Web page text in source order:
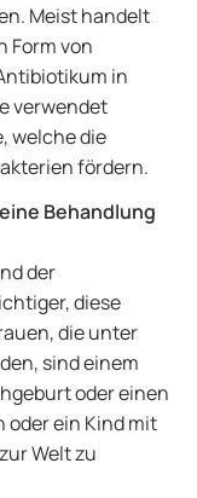
Meist handelt
Form von
in
verwendet
welche die
fördern.
Behandlung
der
diese
die unter
sind einem
oder einen
oder ein Kind mit
Welt zu